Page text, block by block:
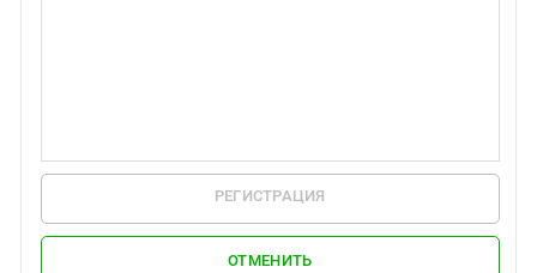
РЕГИСТРАЦИЯ
ОТМЕНИТЬ